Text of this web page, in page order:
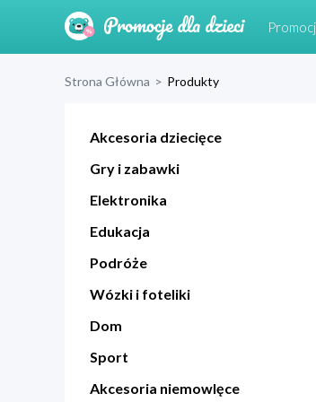
Strona Główna > Produkty
Akcesoria dziecięce
Gry i zabawki
Elektronika
Edukacja
Podróże
Wózki i foteliki
Dom
Sport
Akcesoria niemowlęce